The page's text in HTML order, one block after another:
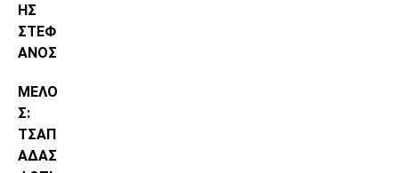
ΗΣ
ΣΤΕΦ
ΑΝΟΣ
ΜΕΛΟ
Σ:
ΤΣΑΠ
ΑΔΑΣ